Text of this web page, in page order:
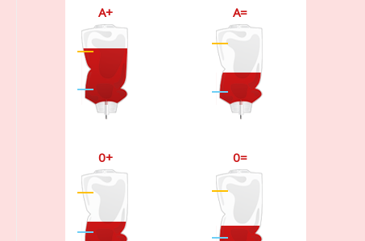
A+ A=
0+ 0=